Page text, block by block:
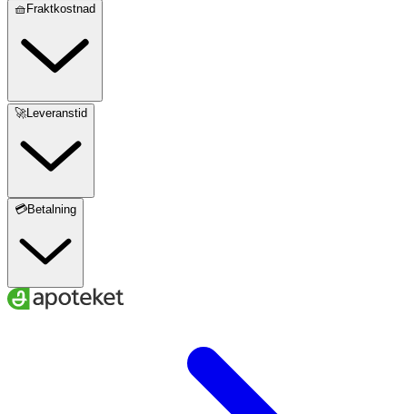
🧺Fraktkostnad
🚀Leveranstid
💳Betalning